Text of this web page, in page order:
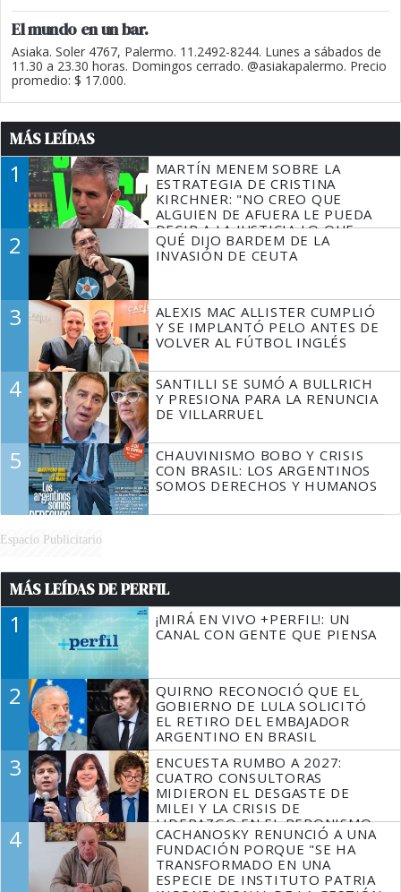
El mundo en un bar.
Asiaka. Soler 4767, Palermo. 11.2492-8244. Lunes a sábados de
11.30 a 23.30 horas. Domingos cerrado. @asiakapalermo. Precio
promedio: $ 17.000.
MÁS LEÍDAS
1
MARTÍN MENEM SOBRE LA
ESTRATEGIA DE CRISTINA
KIRCHNER: "NO CREO QUE
ALGUIEN DE AFUERA LE PUEDA
DECIR A LA JUSTICIA LO QUE
TIENE QUE HACER"
2
QUÉ DIJO BARDEM DE LA
INVASIÓN DE CEUTA
3
ALEXIS MAC ALLISTER CUMPLIÓ
Y SE IMPLANTÓ PELO ANTES DE
VOLVER AL FÚTBOL INGLÉS
4
SANTILLI SE SUMÓ A BULLRICH
Y PRESIONA PARA LA RENUNCIA
DE VILLARRUEL
5
CHAUVINISMO BOBO Y CRISIS
CON BRASIL: LOS ARGENTINOS
SOMOS DERECHOS Y HUMANOS
Espacio Publicitario
MÁS LEÍDAS DE PERFIL
1
¡MIRÁ EN VIVO +PERFIL!: UN
CANAL CON GENTE QUE PIENSA
2
QUIRNO RECONOCIÓ QUE EL
GOBIERNO DE LULA SOLICITÓ
EL RETIRO DEL EMBAJADOR
ARGENTINO EN BRASIL
3
ENCUESTA RUMBO A 2027:
CUATRO CONSULTORAS
MIDIERON EL DESGASTE DE
MILEI Y LA CRISIS DE
LIDERAZGO EN EL PERONISMO
4
CACHANOSKY RENUNCIÓ A UNA
FUNDACIÓN PORQUE "SE HA
TRANSFORMADO EN UNA
ESPECIE DE INSTITUTO PATRIA